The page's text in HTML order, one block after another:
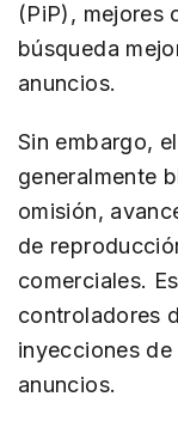
(PiP), mejores
búsqueda
anuncios.
Sin embargo,
generalmente
omisión,
de
comerciales.
controladores
inyecciones
anuncios.